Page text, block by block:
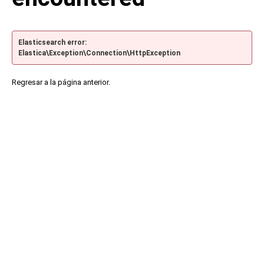
Elasticsearch error:
Elastica\Exception\Connection\HttpException
Regresar a la página anterior.